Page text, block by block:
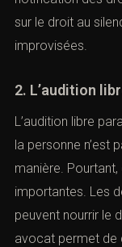
sur le droit au
improvisées.
2. L’audition
L’audition libre
la personne n’est
manière.
importantes. Les
peuvent nourrir le
avocat permet de
et